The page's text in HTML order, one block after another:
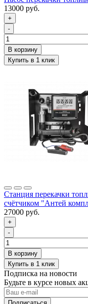
13000 руб.
+
-
Станция перекачки
счётчиком "Антей
27000 руб.
+
-
Подписка на новости
Будьте в курсе новых